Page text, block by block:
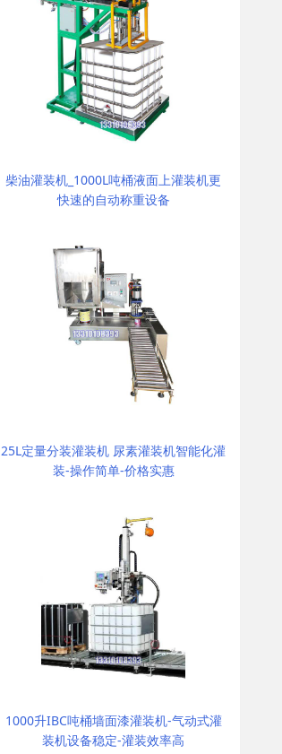
柴油灌装机_1000L吨桶液面上灌装机更
快速的自动称重设备
25L定量分装灌装机 尿素灌装机智能化灌
装-操作简单-价格实惠
1000升IBC吨桶墙面漆灌装机-气动式灌
装机设备稳定-灌装效率高